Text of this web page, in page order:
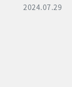
2024.07.29